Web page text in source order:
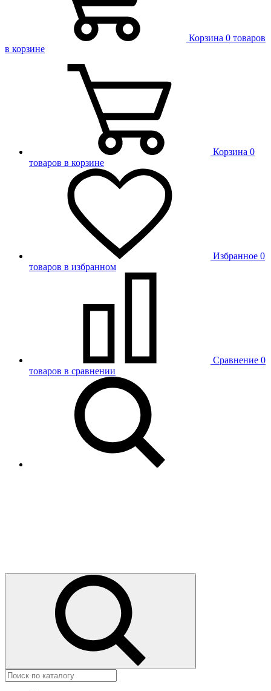
Корзина 0 товаров
в корзине
Корзина 0
товаров в корзине
Избранное 0
товаров в избранном
Сравнение 0
товаров в сравнении